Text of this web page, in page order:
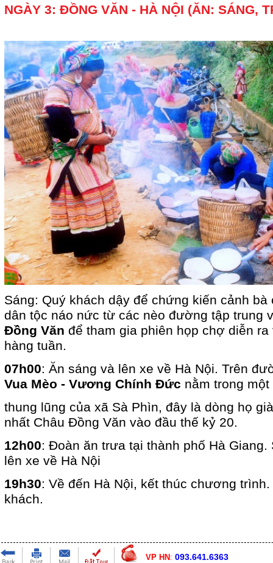
NGÀY 3: ĐỒNG VĂN - HÀ NỘI (ĂN: SÁNG,
Sáng: Quý khách dậy để chứng kiến cảnh bà
dân tộc náo nức từ các nèo đường tập trung
Đồng Văn để tham gia phiên họp chợ diễn
hàng tuần.
07h00: Ăn sáng và lên xe về Hà Nội. Trên
Vua Mèo - Vương Chính Đức nằm trong một
thung lũng của xã Sà Phìn, đây là dòng họ
nhất Châu Đồng Văn vào đầu thế kỷ 20.
12h00: Đoàn ăn trưa tại thành phố Hà
lên xe về Hà Nội
19h30: Về đến Hà Nội, kết thúc chương
khách.
VP HN : 093.641.6363